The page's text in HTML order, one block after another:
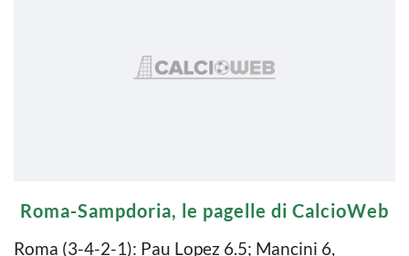
Roma-Sampdoria, le pagelle di CalcioWeb
Roma (3-4-2-1): Pau Lopez 6.5; Mancini 6,